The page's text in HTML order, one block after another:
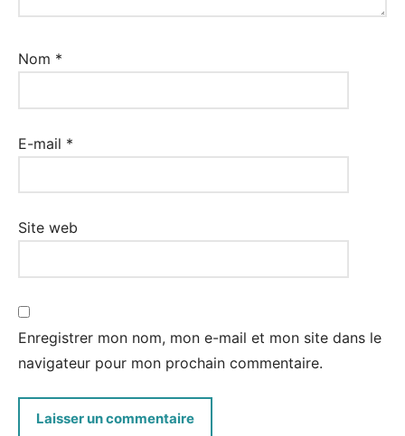
Nom *
E-mail *
Site web
Enregistrer mon nom, mon e-mail et mon site dans le
navigateur pour mon prochain commentaire.